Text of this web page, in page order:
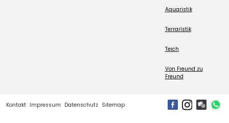
Aquaristik
Terraristik
Teich
Von Freund zu
Freund
Kontakt Impressum Datenschutz Sitemap